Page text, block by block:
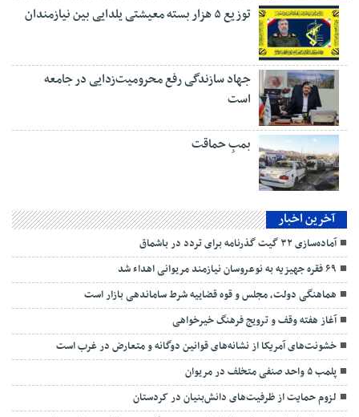
توزیع ۵ هزار بسته معیشتی یلدایی بین نیازمندان
جهاد سازندگی رفع محرومیت‌زدایی در جامعه
است
بمبِ حماقت
آخرین اخبار
آماده‌سازی ۳۲ گیت گذرنامه برای تردد در باشماق
۶۹ فقره جهیزیه به نوعروسان نیازمند مریوانی اهداء شد
هماهنگی دولت، مجلس و قوه قضاییه شرط ساماندهی بازار است
آغاز هفته وقف و ترویج فرهنگ خیرخواهی
خشونت‌های آمریکا از نشانه‌های قوانین دوگانه و متعارض در غرب است
پلمب ۵ واحد صنفی متخلف در مریوان
لزوم حمایت از ظرفیت‌های دانش‌بنیان در کردستان